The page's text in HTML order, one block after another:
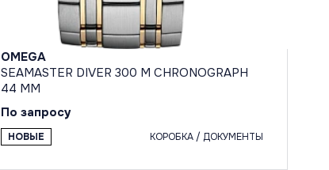
OMEGA
SEAMASTER DIVER 300 M CHRONOGRAPH
44 MM
По запросу
НОВЫЕ КОРОБКА / ДОКУМЕНТЫ